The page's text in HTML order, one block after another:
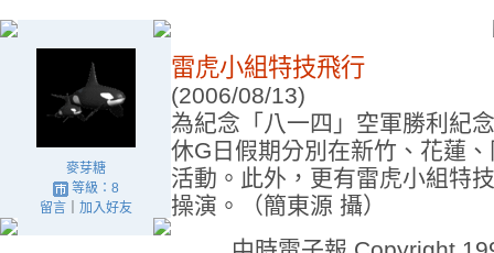
麥芽糖
等級：8
留言｜ 加入好友
雷虎小組特技飛行
(2006/08/13)
為紀念「八一四」空軍勝利紀
休G日假期分別在新竹、花蓮
活動。此外，更有雷虎小組特
操演。（簡東源 攝）